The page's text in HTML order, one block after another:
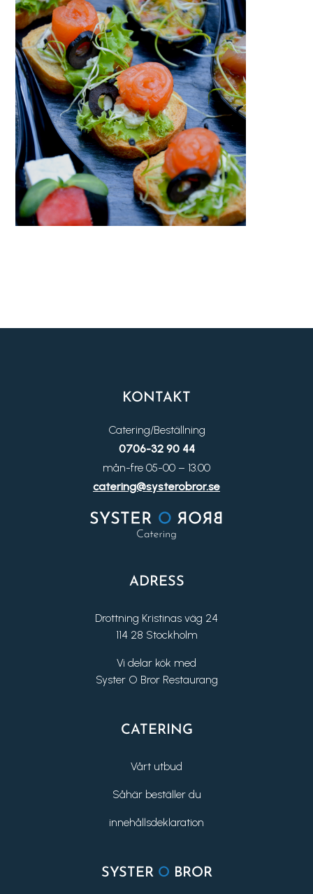
KONTAKT
Catering/Beställning
0706-32 90 44
mån-fre 05-00 – 13.00
catering@systerobror.se
ADRESS
Drottning Kristinas väg 24
114 28 Stockholm
Vi delar kök med
Syster O Bror Restaurang
CATERING
Vårt utbud
Såhär beställer du
innehållsdeklaration
SYSTER O BROR